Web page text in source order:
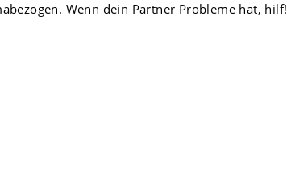
Wenn dein Partner Probleme hat, hilf!